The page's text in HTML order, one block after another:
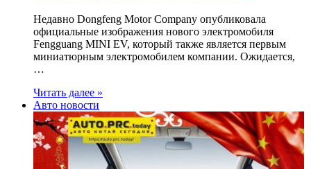
Недавно Dongfeng Motor Company опубликовала
официальные изображения нового электромобиля
Fengguang MINI EV, который также является первым
миниатюрным электромобилем компании. Ожидается,
…
Читать далее »
Авто новости